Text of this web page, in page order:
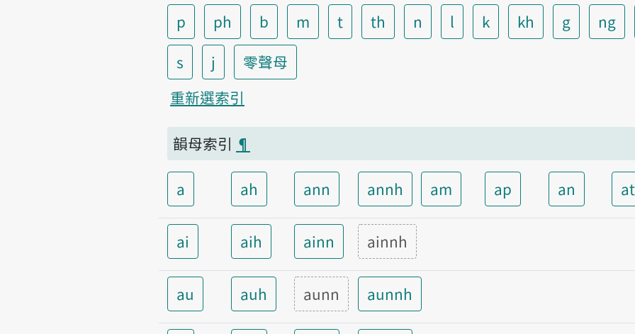
p
ph b m t th n l k kh g ng
s
j
零聲母
重新選索引
韻母索引 ¶
a ah ann annh am ap an at
ai aih ainn ainnh
au auh aunn aunnh